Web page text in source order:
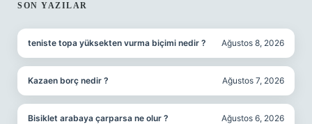
SIDEBAR
SON YAZILAR
teniste topa yüksekten vurma biçimi nedir ? Ağustos 8, 2026
Kazaen borç nedir ? Ağustos 7, 2026
Bisiklet arabaya çarparsa ne olur ? Ağustos 6, 2026